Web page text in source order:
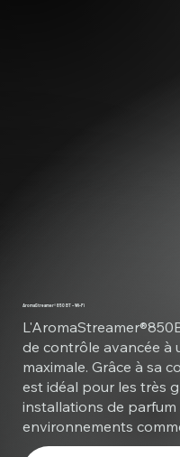
AromaStreamer® 850 BT – Wi-Fi
de contrôle avancée à
maximale. Grâce à sa
est idéal pour les très
installations de
environnements